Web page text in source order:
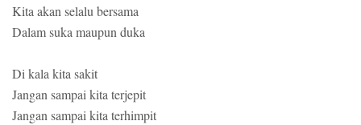
Kita akan selalu bersama
Dalam suka maupun duka
Di kala kita sakit
Jangan sampai kita terjepit
Jangan sampai kita terhimpit